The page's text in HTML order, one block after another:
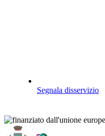
Segnala disservizio